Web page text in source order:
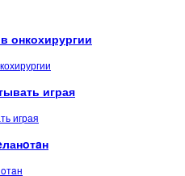
онкохирургии
играя